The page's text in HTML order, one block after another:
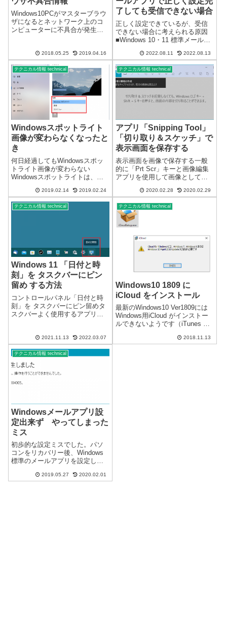
Windows10PCがマスターブラウ
ザになるとネットワーク上のコ
ンピューターに不具合が発生す
ウザになっている場合、そのネ
ットワークに接続されているマ
スターブラウザ以外のパソコン
に異常...
2018.05.25 2019.04.16
了しても受信できない場合
正しく設定できているが、受信
できない場合に考えられる原因
■Windows 10・11 標準メールア
バシーとセキュリティの設定で
メールのアクセスを拒否してい
るとシステムエラーで、受信で
きない場合があります。（Yah...
2022.08.11 2022.08.13
テクニカル情報 technical
Windowsスポットライト
画像が変わらなくなったと
き
何日経過してもWindowsスポッ
トライト画像が変わらない
Windowsスポットライトは、
ネットで画像を取得し表示して
くれます。・Windows10のロッ
ク画面の画像・サインイン画面
2019.02.14 2019.02.24
テクニカル情報 technical
アプリ「Snipping Tool」
「切り取り＆スケッチ」で
表示画面を保存する
表示画面を画像で保存する一般
的に「Prt Scr」キーと画像編集
アプリを使用して画像として保
便利なアプリが標準でインスト
切り取り編集アプリに「Snipping
Tool」と...
2020.02.28 2020.02.29
テクニカル情報 technical
Windows 11 「日付と時
刻」を タスクバーにピン
留め する方法
コントロールパネル「日付と時
刻」を タスクバーにピン留めタ
スクバーよく使用するアプリな
Windows 11 で、秒単位の時刻を
確認するために、「日付と時
刻」をタスクバーにピン留めす
る方法...
2021.11.13 2022.03.07
テクニカル情報 technical
Windows10 1809 に
iCloud をインストール
最新のWindows10 Ver1809には
Windows用iCloud がインストー
ルできないようです（iTunes の
せん。）2018/11/13 情報iCloud
2018.11.13
テクニカル情報 technical
Windowsメールアプリ設
定出来ず やってしまった
ミス
初歩的な設定ミスでした。パソ
コンをリカバリー後、Windows
標準のメールアプリを設定しよ
出来ず。通常使用するメールの
2019.05.27 2020.02.01